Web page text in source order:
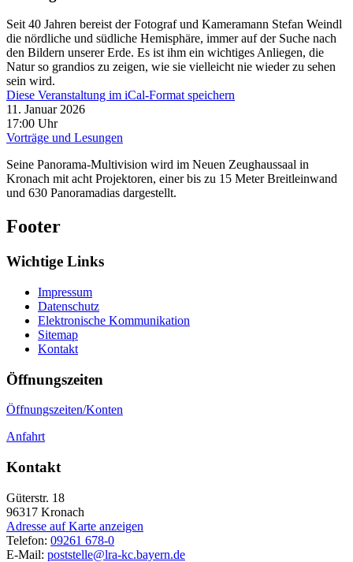
Seit 40 Jahren bereist der Fotograf und Kameramann Stefan Weindl
die nördliche und südliche Hemisphäre, immer auf der Suche nach
den Bildern unserer Erde. Es ist ihm ein wichtiges Anliegen, die
Natur so grandios zu zeigen, wie sie vielleicht nie wieder zu sehen
sein wird.
Diese Veranstaltung im iCal-Format speichern
11. Januar 2026
17:00 Uhr
Vorträge und Lesungen
Seine Panorama-Multivision wird im Neuen Zeughaussaal in
Kronach mit acht Projektoren, einer bis zu 15 Meter Breitleinwand
und 630 Panoramadias dargestellt.
Footer
Wichtige Links
Impressum
Datenschutz
Elektronische Kommunikation
Sitemap
Kontakt
Öffnungszeiten
Öffnungszeiten/Konten
Anfahrt
Kontakt
Güterstr. 18
96317 Kronach
Adresse auf Karte anzeigen
Telefon: 09261 678-0
E-Mail: poststelle@lra-kc.bayern.de